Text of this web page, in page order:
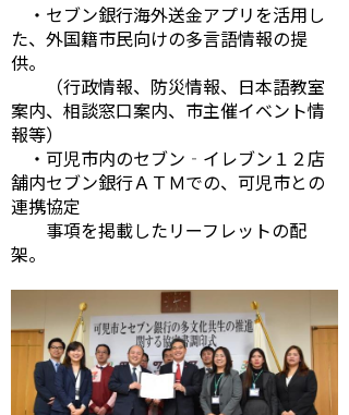
・セブン銀行海外送金アプリを活用し
た、外国籍市民向けの多言語情報の提
供。
（行政情報、防災情報、日本語教室
案内、相談窓口案内、市主催イベント情
報等）
・可児市内のセブン‐イレブン１２店
舗内セブン銀行ＡＴＭでの、可児市との
連携協定
事項を掲載したリーフレットの配
架。